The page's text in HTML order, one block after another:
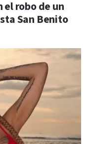
el robo de un
San Benito